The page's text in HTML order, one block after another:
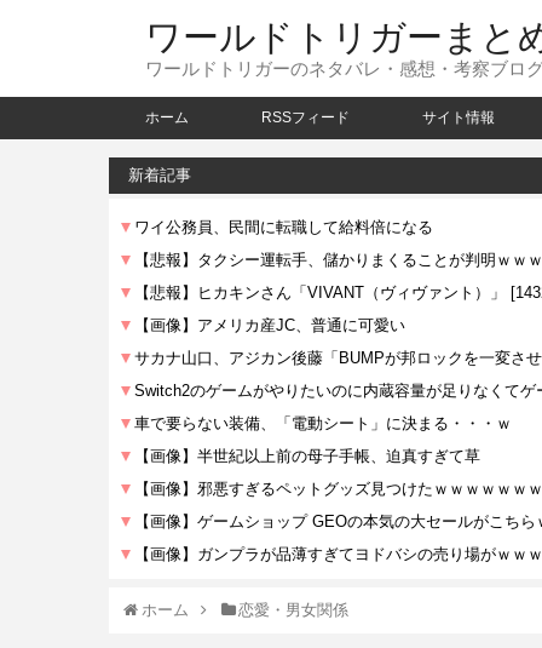
ワールドトリガーまと
ワールドトリガーのネタバレ・感想・考察ブロ
ホーム RSSフィード サイト情報
新着記事
ホーム 恋愛・男女関係